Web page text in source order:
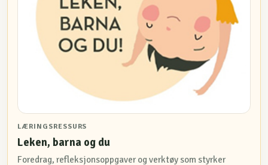
LÆRINGSRESSURS
Leken, barna og du
Foredrag, refleksjonsoppgaver og verktøy som styrker